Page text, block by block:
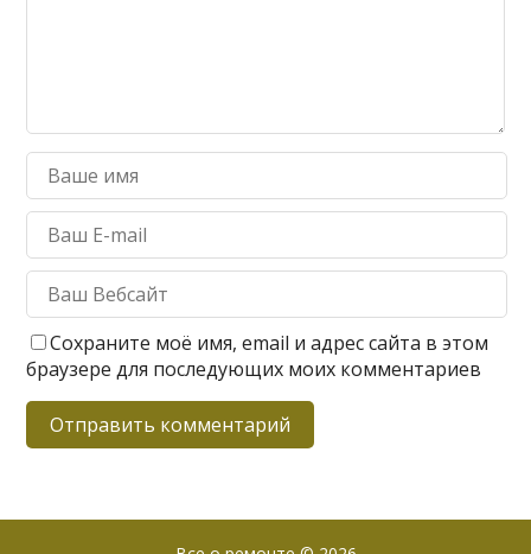
Сохраните моё имя, email и адрес сайта в этом
браузере для последующих моих комментариев